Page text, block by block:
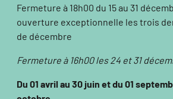
Fermeture à 18h00 du 15 au 31
ouverture exceptionnelle les trois
de décembre
Fermeture à 16h00 les 24 et 31
Du 01 avril au 30 juin et du 01